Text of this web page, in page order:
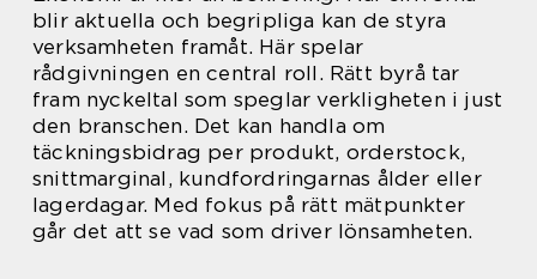
blir aktuella och begripliga kan de styra
verksamheten framåt. Här spelar
rådgivningen en central roll. Rätt byrå tar
fram nyckeltal som speglar verkligheten i just
den branschen. Det kan handla om
täckningsbidrag per produkt, orderstock,
snittmarginal, kundfordringarnas ålder eller
lagerdagar. Med fokus på rätt mätpunkter
går det att se vad som driver lönsamheten.